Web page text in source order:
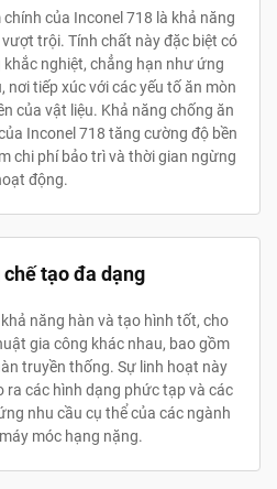
của Inconel 718 là khả năng
trội. Tính chất này đặc biệt có
nghiệt, chẳng hạn như ứng
nơi tiếp xúc với các yếu tố ăn mòn
của vật liệu. Khả năng chống ăn
Inconel 718 tăng cường độ bền
chi phí bảo trì và thời gian ngừng
động.
chế tạo đa dạng
năng hàn và tạo hình tốt, cho
gia công khác nhau, bao gồm
truyền thống. Sự linh hoạt này
ra các hình dạng phức tạp và các
nhu cầu cụ thể của các ngành
móc hạng nặng.